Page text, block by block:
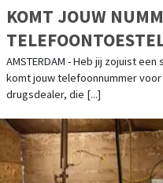
KOMT JOUW
DRUGSDEALER ?
AMSTERDAM - Heb jij zojuist
komt jouw telefoonnummer
drugsdealer, die [...]